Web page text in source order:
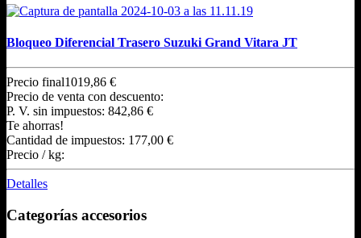
Bloqueo Diferencial Trasero Suzuki Grand Vitara JT
Precio final1019,86 €
Precio de venta con descuento:
P. V. sin impuestos: 842,86 €
Te ahorras!
Cantidad de impuestos: 177,00 €
Precio / kg:
Detalles
Categorías accesorios